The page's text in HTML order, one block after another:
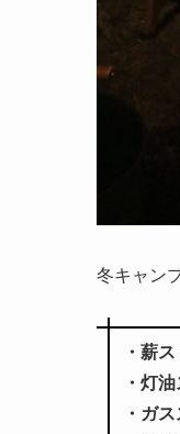
冬キャン
・薪
・灯
・ガ